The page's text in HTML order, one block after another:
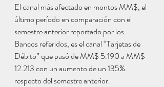
El canal más afectado en montos MM$, el
último período en comparación con el
semestre anterior reportado por los
Bancos referidos, es el canal “Tarjetas de
Débito” que pasó de MM$ 5.190 a MM$
12.213 con un aumento de un 135%
respecto del semestre anterior.